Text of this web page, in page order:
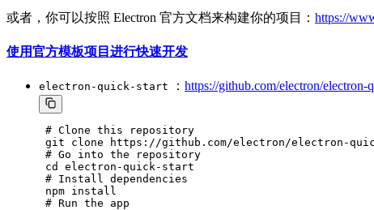
或者，你可以按照 Electron 官方文档来构建你的项目： https://
使用官方模板项目进行快速开发
electron-quick-start ： https://github.com/electron/electron-
# Clone this repository
git clone https://github.com/electron/electron-
# Go into the repository
cd electron-quick-start
# Install dependencies
npm install
# Run the app